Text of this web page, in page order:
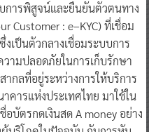
การพิสูจน์และยืนยันตัวตนทาง
Customer : e–KYC) ที่เชื่อม
เป็นตัวกลางเชื่อมระบบการ
ามปลอดภัยในการเก็บรักษา
กลที่อยู่ระหว่างการให้บริการ
คารแห่งประเทศไทย มาใช้ใน
บัตรกดเงินสด A money อย่าง